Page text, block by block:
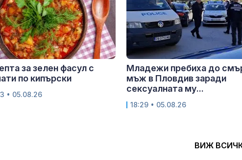
за зелен фасул с
по кипърски
• 05.08.26
Младежи пребиха до
мъж в Пловдив заради
сексуалната му...
18:29 • 05.08.26
ВИЖ